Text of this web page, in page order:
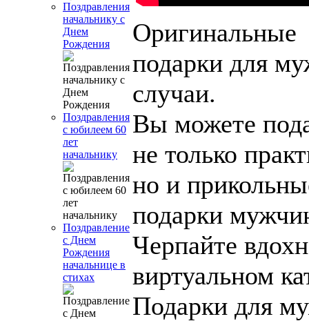
Поздравления
начальнику с
Днем
Рождения
Поздравления
с юбилеем 60
лет
начальнику
Поздравление
с Днем
Рождения
начальнице в
стихах
Оригинальные
подарки для
случаи.
Вы можете
не только
но и
подарки
Черпайте
виртуальном
Подарки для